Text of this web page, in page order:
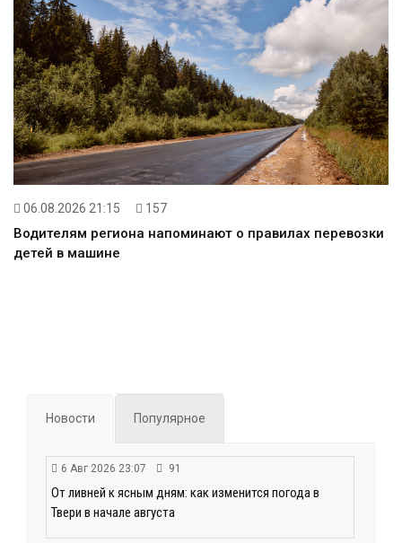
06.08.2026 21:15 157
Водителям региона напоминают о правилах перевозки
детей в машине
Новости Популярное
6 Авг 2026 23:07 91
От ливней к ясным дням: как изменится погода в
Твери в начале августа